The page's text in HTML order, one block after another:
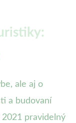
ale aj o
a budovaní
pravidelný